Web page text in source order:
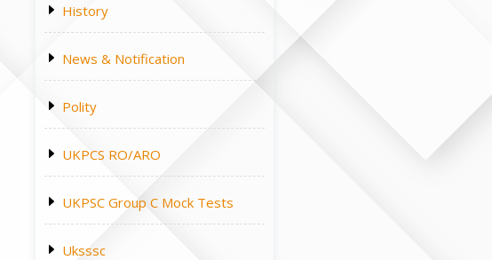
History
News & Notification
Polity
UKPCS RO/ARO
UKPSC Group C Mock Tests
Uksssc